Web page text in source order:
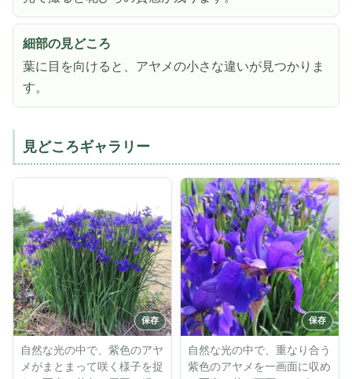
細部の見どころ
葉に目を向けると、アヤメの小さな違いが見つかりま
す。
見どころギャラリー
自然な光の中で、紫色のアヤ
メがまとまって咲く様子を捉
自然な光の中で、重なり合う
紫色のアヤメを一画面に収め